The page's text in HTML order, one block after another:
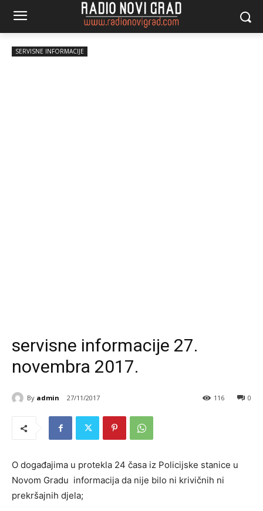
SERVISNE INFORMACIJE
servisne informacije 27.
novembra 2017.
By admin 27/11/2017 0
116
O događajima u protekla 24 časa iz Policijske stanice u
Novom Gradu informacija da nije bilo ni krivičnih ni
prekršajnih djela;